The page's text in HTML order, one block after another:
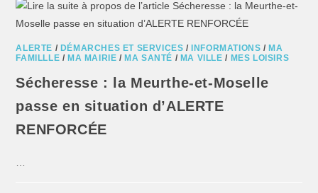
ALERTE / DÉMARCHES ET SERVICES / INFORMATIONS / MA
FAMILLLE / MA MAIRIE / MA SANTÉ / MA VILLE / MES LOISIRS
Sécheresse : la Meurthe-et-Moselle
passe en situation d’ALERTE
RENFORCÉE